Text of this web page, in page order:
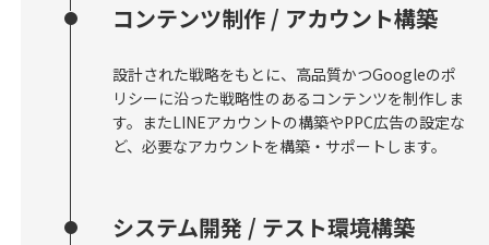
コンテンツ制作 / アカウント構築
設計された戦略をもとに、高品質かつGoogleのポ
リシーに沿った戦略性のあるコンテンツを制作しま
す。またLINEアカウントの構築やPPC広告の設定な
ど、必要なアカウントを構築・サポートします。
システム開発 / テスト環境構築